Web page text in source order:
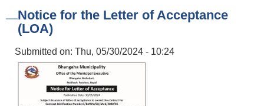
Notice for the Letter of Acceptance
(LOA)
Submitted on: Thu, 05/30/2024 - 10:24